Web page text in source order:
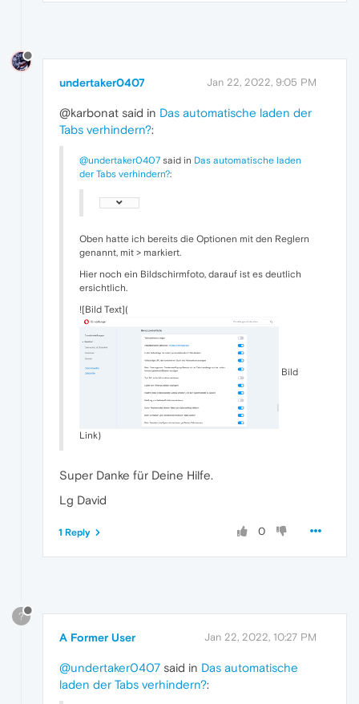
undertaker0407 Jan 22, 2022, 9:05 PM
@karbonat said in Das automatische laden der
Tabs verhindern?:
@undertaker0407 said in Das automatische laden
der Tabs verhindern?:
Oben hatte ich bereits die Optionen mit den Reglern
genannt, mit > markiert.
Hier noch ein Bildschirmfoto, darauf ist es deutlich
ersichtlich.
![Bild Text](
Bild
Link)
Super Danke für Deine Hilfe.
Lg David
0
1 Reply
?
A Former User Jan 22, 2022, 10:27 PM
@undertaker0407 said in Das automatische
laden der Tabs verhindern?: